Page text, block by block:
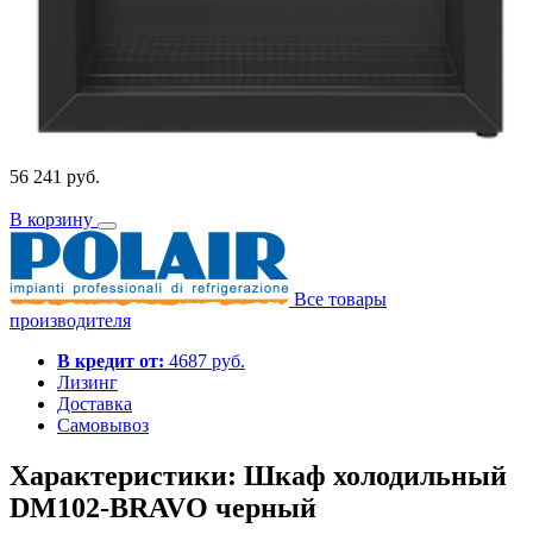
56 241 руб.
В корзину
Все товары
производителя
В кредит от: 4687 руб.
Лизинг
Доставка
Самовывоз
Характеристики: Шкаф холодильный
DM102-BRAVO черный